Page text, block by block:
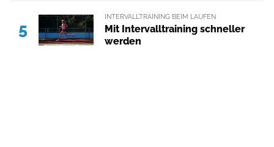
5
INTERVALLTRAINING BEIM LAUFEN
Mit Intervalltraining schneller
werden